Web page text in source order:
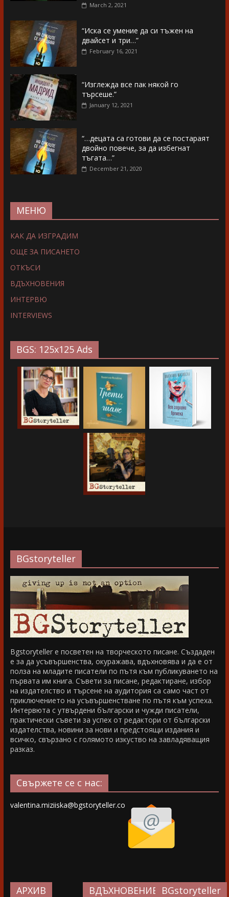
March 2, 2021
“Иска се умение да си тъжен на
двайсет и три…”
February 16, 2021
“Изглежда все пак някой го
търсеше.”
January 12, 2021
“…децата са готови да се постараят
двойно повече, за да избегнат
тъгата…”
December 21, 2020
МЕНЮ
КАК ДА ИЗГРАДИМ
ОЩЕ ЗА ПИСАНЕТО
ОТКЪСИ
ВДЪХНОВЕНИЯ
ИНТЕРВЮ
INTERVIEWS
BGS: 125x125 Ads
BGstoryteller
Bgstoryteller е посветен на творческото писане. Създаден
е за да усъвършенства, окуражава, вдъхновява и да е от
полза на младите писатели по пътя към публикуването на
първата им книга. Съвети за писане, редактиране, избор
на издателство и търсене на аудитория са само част от
приключението на усъвършенстване по пътя към успеха.
Интервюта с утвърдени български и чужди писатели,
практически съвети за успех от редактори от български
издателства, новини за нови и предстоящи издания и
всичко, свързано с голямото изкуство на завладяващия
разказ.
Свържете се с нас:
valentina.miziiska@bgstoryteller.co
АРХИВ ВДЪХНОВЕНИЕ…BGstoryteller